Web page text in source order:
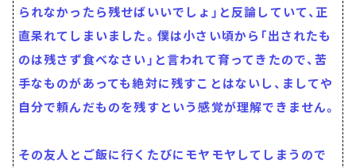
られなかったら残せばいいでしょ」と反論していて、正
直呆れてしまいました。僕は小さい頃から「出されたも
のは残さず食べなさい」と言われて育ってきたので、苦
手なものがあっても絶対に残すことはないし、ましてや
自分で頼んだものを残すという感覚が理解できません。
その友人とご飯に行くたびにモヤモヤしてしまうので